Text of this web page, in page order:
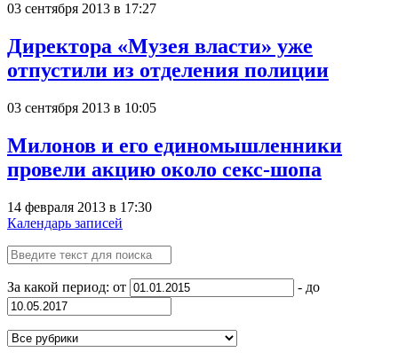
03 сентября 2013 в 17:27
Директора «Музея власти» уже
отпустили из отделения полиции
03 сентября 2013 в 10:05
Милонов и его единомышленники
провели акцию около секс-шопа
14 февраля 2013 в 17:30
Календарь записей
За какой период: от - до